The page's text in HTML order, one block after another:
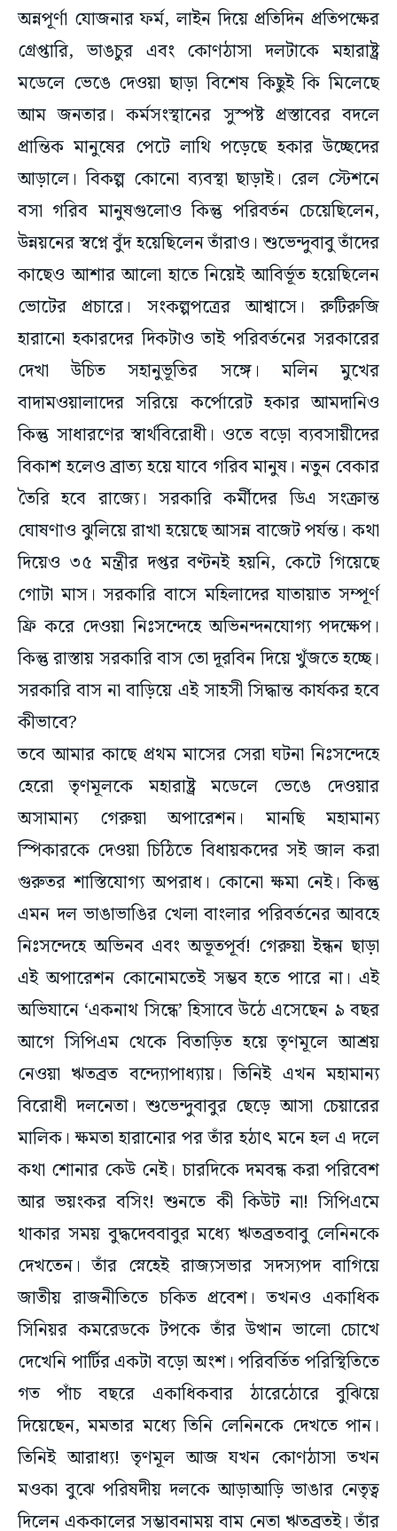
গ্রেপ্তারি, ভাঙচুর এবং কোণঠাসা দলটাকে মহারাষ্ট্র
মডেলে ভেঙে দেওয়া ছাড়া বিশেষ কিছুই কি মিলেছে
আম জনতার। কর্মসংস্থানের সুস্পষ্ট প্রস্তাবের বদলে
প্রান্তিক মানুষের পেটে লাথি পড়েছে হকার উচ্ছেদের
আড়ালে। বিকল্প কোনো ব্যবস্থা ছাড়াই। রেল স্টেশনে
বসা গরিব মানুষগুলোও কিন্তু পরিবর্তন চেয়েছিলেন,
উন্নয়নের স্বপ্নে বুঁদ হয়েছিলেন তাঁরাও। শুভেন্দুবাবু তাঁদের
কাছেও আশার আলো হাতে নিয়েই আবির্ভূত হয়েছিলেন
ভোটের প্রচারে। সংকল্পপত্রের আশ্বাসে। রুটিরুজি
হারানো হকারদের দিকটাও তাই পরিবর্তনের সরকারের
দেখা উচিত সহানুভূতির সঙ্গে। মলিন মুখের
বাদামওয়ালাদের সরিয়ে কর্পোরেট হকার আমদানিও
কিন্তু সাধারণের স্বার্থবিরোধী। ওতে বড়ো ব্যবসায়ীদের
বিকাশ হলেও ব্রাত্য হয়ে যাবে গরিব মানুষ। নতুন বেকার
তৈরি হবে রাজ্যে। সরকারি কর্মীদের ডিএ সংক্রান্ত
ঘোষণাও ঝুলিয়ে রাখা হয়েছে আসন্ন বাজেট পর্যন্ত। কথা
দিয়েও ৩৫ মন্ত্রীর দপ্তর বণ্টনই হয়নি, কেটে গিয়েছে
গোটা মাস। সরকারি বাসে মহিলাদের যাতায়াত সম্পূর্ণ
ফ্রি করে দেওয়া নিঃসন্দেহে অভিনন্দনযোগ্য পদক্ষেপ।
কিন্তু রাস্তায় সরকারি বাস তো দূরবিন দিয়ে খুঁজতে হচ্ছে।
সরকারি বাস না বাড়িয়ে এই সাহসী সিদ্ধান্ত কার্যকর হবে
কীভাবে?
তবে আমার কাছে প্রথম মাসের সেরা ঘটনা নিঃসন্দেহে
হেরো তৃণমূলকে মহারাষ্ট্র মডেলে ভেঙে দেওয়ার
অসামান্য গেরুয়া অপারেশন। মানছি মহামান্য
স্পিকারকে দেওয়া চিঠিতে বিধায়কদের সই জাল করা
গুরুতর শাস্তিযোগ্য অপরাধ। কোনো ক্ষমা নেই। কিন্তু
এমন দল ভাঙাভাঙির খেলা বাংলার পরিবর্তনের আবহে
নিঃসন্দেহে অভিনব এবং অভূতপূর্ব! গেরুয়া ইন্ধন ছাড়া
এই অপারেশন কোনোমতেই সম্ভব হতে পারে না। এই
অভিযানে ‘একনাথ সিন্ধে’ হিসাবে উঠে এসেছেন ৯ বছর
আগে সিপিএম থেকে বিতাড়িত হয়ে তৃণমূলে আশ্রয়
নেওয়া ঋতব্রত বন্দ্যোপাধ্যায়। তিনিই এখন মহামান্য
বিরোধী দলনেতা। শুভেন্দুবাবুর ছেড়ে আসা চেয়ারের
মালিক। ক্ষমতা হারানোর পর তাঁর হঠাৎ মনে হল এ দলে
কথা শোনার কেউ নেই। চারদিকে দমবন্ধ করা পরিবেশ
আর ভয়ংকর বসিং! শুনতে কী কিউট না! সিপিএমে
থাকার সময় বুদ্ধদেববাবুর মধ্যে ঋতব্রতবাবু লেনিনকে
দেখতেন। তাঁর স্নেহেই রাজ্যসভার সদস্যপদ বাগিয়ে
জাতীয় রাজনীতিতে চকিত প্রবেশ। তখনও একাধিক
সিনিয়র কমরেডকে টপকে তাঁর উত্থান ভালো চোখে
দেখেনি পার্টির একটা বড়ো অংশ। পরিবর্তিত পরিস্থিতিতে
গত পাঁচ বছরে একাধিকবার ঠারেঠোরে বুঝিয়ে
দিয়েছেন, মমতার মধ্যে তিনি লেনিনকে দেখতে পান।
তিনিই আরাধ্য! তৃণমূল আজ যখন কোণঠাসা তখন
মওকা বুঝে পরিষদীয় দলকে আড়াআড়ি ভাঙার নেতৃত্ব
দিলেন এককালের সম্ভাবনাময় বাম নেতা ঋতব্রতই। তাঁর
নতুন আশ্রয়দাতা নিঃসন্দেহে শুভেন্দু অধিকারী।